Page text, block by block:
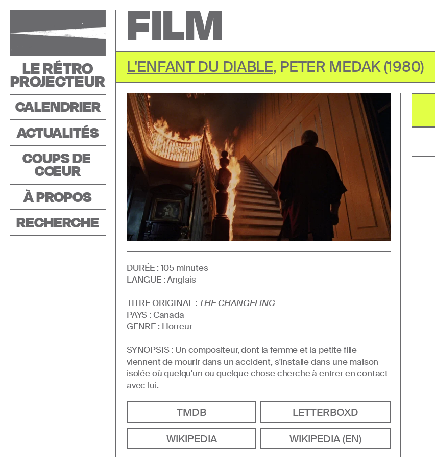
LE RÉTRO
PROJECTEUR
CALENDRIER
ACTUALITÉS
COUPS DE
COEUR
À PROPOS
RECHERCHE
FILM
L'ENFANT DU DIABLE, PETER MEDAK(1980)
DURÉE : 105 minutes
LANGUE :Anglais
TITRE ORIGINAL : THE CHANGELING
PAYS : Canada
GENRE : Horreur
SYNOPSIS : Un compositeur, dont la femme et la petite fille
viennent de mourir dans un accident, s'installe dans une maison
isolée où quelqu'un ou quelque chose cherche à entrer en contact
avec lui.
TMDB
LETTERBOXD
WIKIPEDIA
WIKIPEDIA (EN)